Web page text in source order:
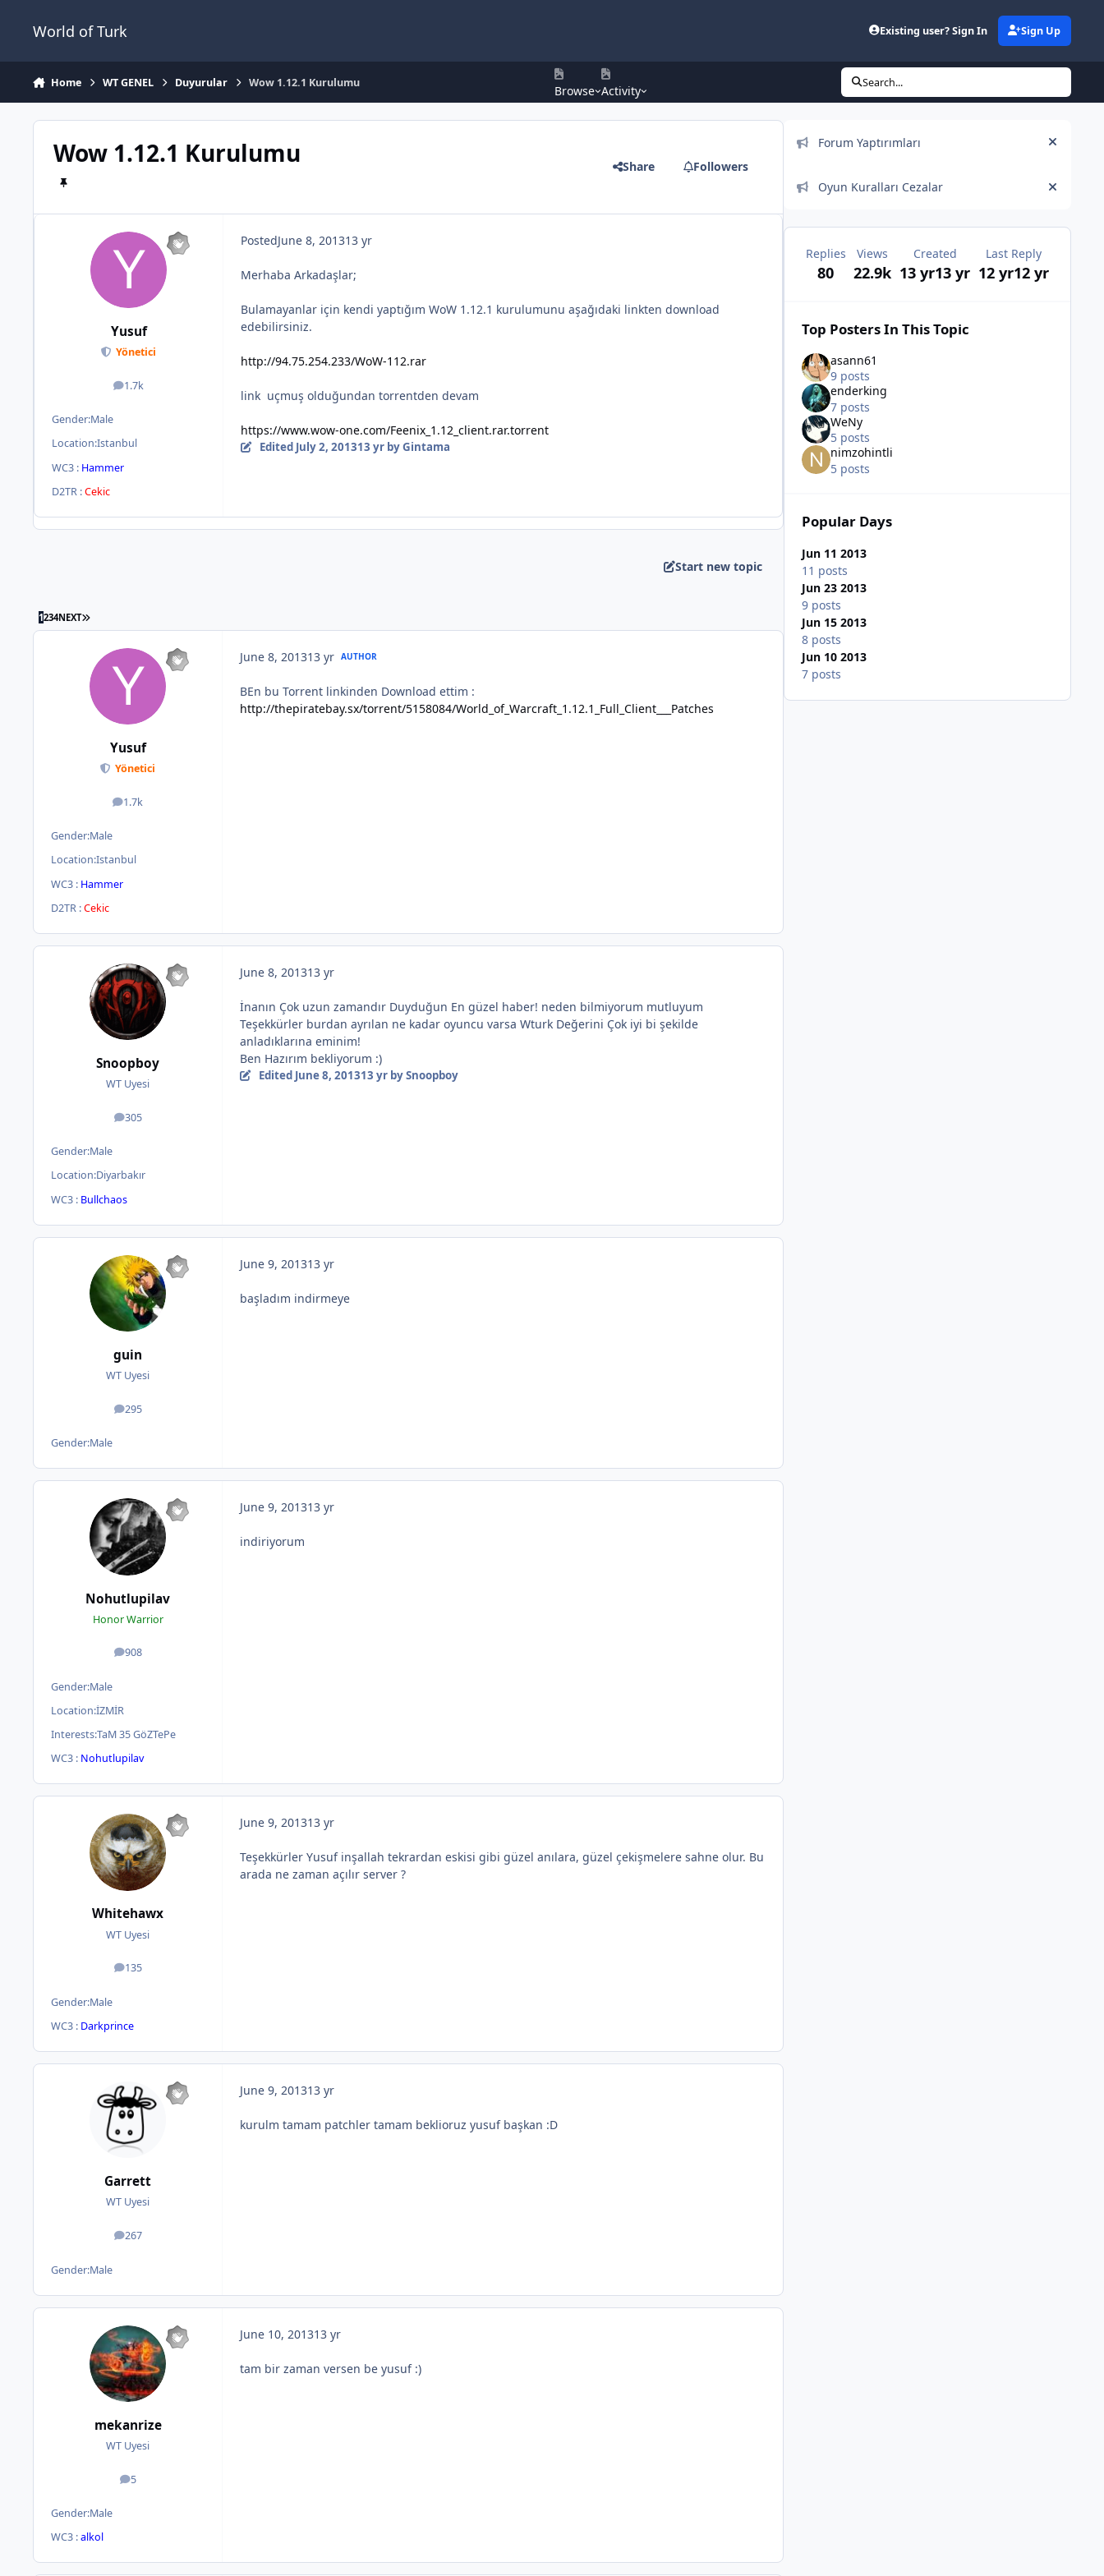
World of Turk Existing user? Sign In Sign Up
Home WT GENEL Duyurular Wow 1.12.1 Kurulumu
Browse Activity
Search...
Wow 1.12.1 Kurulumu Share Followers
Yusuf
Yönetici
1.7k
posts
Gender:Male
Location:Istanbul
WC3 : Hammer
D2TR :Cekic
PostedJune 8, 201313 yr
Merhaba Arkadaşlar;
Bulamayanlar için kendi yaptığım WoW 1.12.1 kurulumunu aşağıdaki linkten download
edebilirsiniz.
http://94.75.254.233/WoW-112.rar
link uçmuş olduğundan torrentden devam
https://www.wow-one.com/Feenix_1.12_client.rar.torrent
Edited July 2, 201313 yrby Gintama
Start new topic
1234NEXT
Yusuf
Yönetici
1.7k
posts
Gender:Male
Location:Istanbul
WC3 : Hammer
D2TR :Cekic
June 8, 201313 yr AUTHOR
BEn bu Torrent linkinden Download ettim :
http://thepiratebay.sx/torrent/5158084/World_of_Warcraft_1.12.1_Full_Client___Patches
Snoopboy
WT Uyesi
305
posts
Gender:Male
Location:Diyarbakır
WC3 : Bullchaos
June 8, 201313 yr
İnanın Çok uzun zamandır Duyduğun En güzel haber! neden bilmiyorum mutluyum
Teşekkürler burdan ayrılan ne kadar oyuncu varsa Wturk Değerini Çok iyi bi şekilde
anladıklarına eminim!
Ben Hazırım bekliyorum :)
Edited June 8, 201313 yrby Snoopboy
guin
WT Uyesi
295
posts
Gender:Male
June 9, 201313 yr
başladım indirmeye
Nohutlupilav
Honor Warrior
908
posts
Gender:Male
Location:İZMİR
Interests:TaM 35 GöZTePe
WC3 : Nohutlupilav
June 9, 201313 yr
indiriyorum
Whitehawx
WT Uyesi
135
posts
Gender:Male
WC3 : Darkprince
June 9, 201313 yr
Teşekkürler Yusuf inşallah tekrardan eskisi gibi güzel anılara, güzel çekişmelere sahne olur. Bu
arada ne zaman açılır server ?
Garrett
WT Uyesi
267
posts
Gender:Male
June 9, 201313 yr
kurulm tamam patchler tamam beklioruz yusuf başkan :D
mekanrize
WT Uyesi
5
posts
Gender:Male
WC3 :alkol
June 10, 201313 yr
tam bir zaman versen be yusuf :)
Announcements
Forum Yaptırımları
Hide
Oyun Kuralları Cezalar Hide
Replies
80
Views
22.9k
Created
13 yr13 yr
Last Reply
12 yr12 yr
Top Posters In This Topic
asann61
9 posts
enderking
7 posts
WeNy
5 posts
nimzohintli
5 posts
Popular Days
Jun 11 2013
11 posts
Jun 23 2013
9 posts
Jun 15 2013
8 posts
Jun 10 2013
7 posts